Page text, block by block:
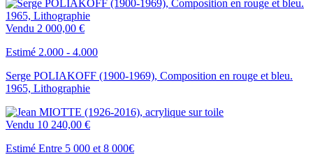
Vendu 2 000,00 €
Estimé 2.000 - 4.000
Serge POLIAKOFF (1900-1969), Composition en rouge et bleu.
1965, Lithographie
Vendu 10 240,00 €
Estimé Entre 5 000 et 8 000€